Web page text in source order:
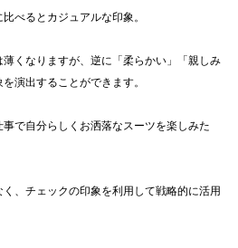
べるとカジュアルな印象。
くなりますが、逆に「柔らかい」「親しみ
演出することができます。
で自分らしくお洒落なスーツを楽しみた
、チェックの印象を利用して戦略的に活用